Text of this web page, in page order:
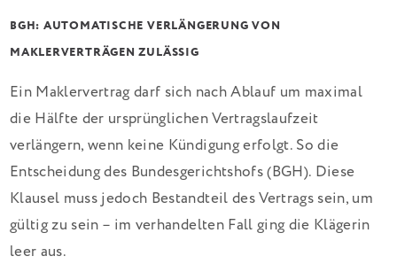
BGH: AUTOMATISCHE VERLÄNGERUNG VON
MAKLERVERTRÄGEN ZULÄSSIG
Ein Maklervertrag darf sich nach Ablauf um maximal
die Hälfte der ursprünglichen Vertragslaufzeit
verlängern, wenn keine Kündigung erfolgt. So die
Entscheidung des Bundesgerichtshofs (BGH). Diese
Klausel muss jedoch Bestandteil des Vertrags sein, um
gültig zu sein – im verhandelten Fall ging die Klägerin
leer aus.